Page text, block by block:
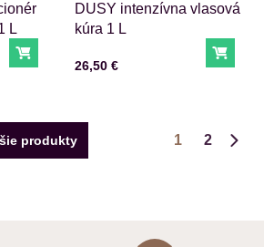
L
Do košíka
DUSY intenzívna vlasová
kúra 1 L
Cena s DPH
26,50 € Do
produkty 1
2